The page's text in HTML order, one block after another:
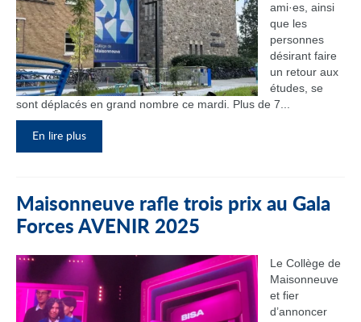
ami·es, ainsi
que les
personnes
désirant faire
un retour aux
études, se
sont déplacés en grand nombre ce mardi. Plus de 7...
En lire plus
Maisonneuve rafle trois prix au Gala
Forces AVENIR 2025
Le Collège de
Maisonneuve
et fier
d’annoncer